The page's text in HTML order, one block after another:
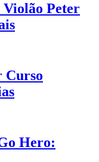
Peter
Curso
Hero: